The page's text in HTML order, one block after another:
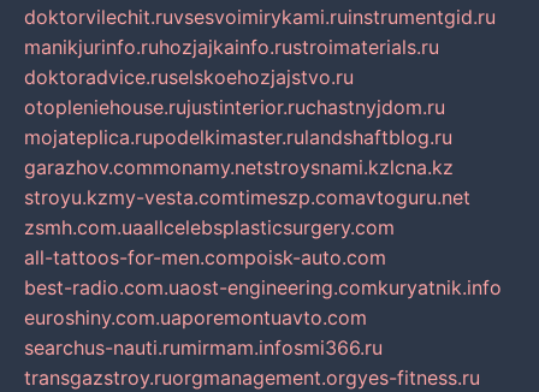
doktorvilechit.ruvsesvoimirykami.ruinstrumentgid.ru
manikjurinfo.ruhozjajkainfo.rustroimaterials.ru
doktoradvice.ruselskoehozjajstvo.ru
otopleniehouse.rujustinterior.ruchastnyjdom.ru
mojateplica.rupodelkimaster.rulandshaftblog.ru
garazhov.commonamy.netstroysnami.kzlcna.kz
stroyu.kzmy-vesta.comtimeszp.comavtoguru.net
zsmh.com.uaallcelebsplasticsurgery.com
all-tattoos-for-men.compoisk-auto.com
best-radio.com.uaost-engineering.comkuryatnik.info
euroshiny.com.uaporemontuavto.com
searchus-nauti.rumirmam.infosmi366.ru
transgazstroy.ruorgmanagement.orgyes-fitness.ru